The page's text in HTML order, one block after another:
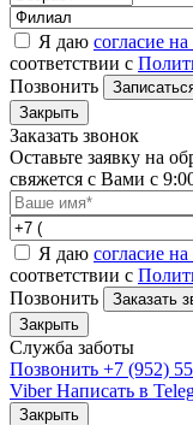
Я даю согласие
соответствии с
Позвонить
Закрыть
Заказать звонок
Оставьте заявку на
свяжется с Вами с
Я даю согласие
соответствии с
Позвонить
Заказать
Закрыть
Служба заботы
Позвонить +7 (952)
ViberНаписать в
Закрыть